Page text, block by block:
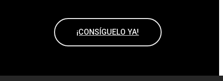
¡CONSÍGUELO YA!